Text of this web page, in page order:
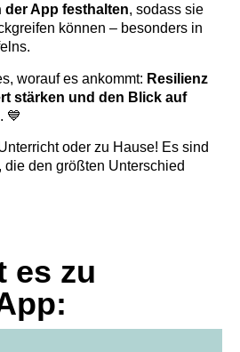
App festhalten, sodass sie
können – besonders in
worauf es ankommt: Resilienz
stärken und den Blick auf
. 💙
oder zu Hause! Es sind
den größten Unterschied
es zu